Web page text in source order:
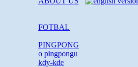
FOTBAL
PINGPONG
o pingpongu
kdy-kde